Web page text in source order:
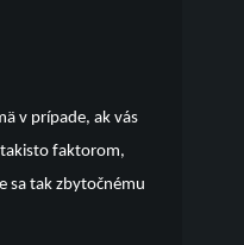
v prípade, ak vás
takisto faktorom,
sa tak zbytočnému